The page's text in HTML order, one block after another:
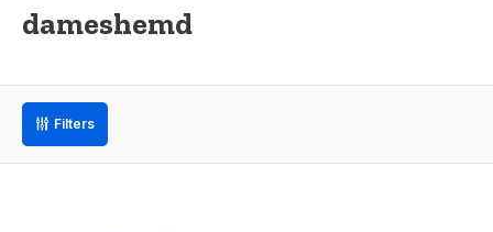
dameshemd
Filters